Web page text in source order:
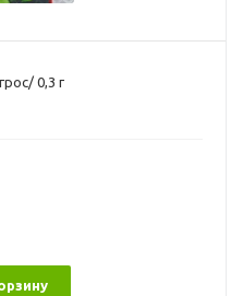
0,3 г